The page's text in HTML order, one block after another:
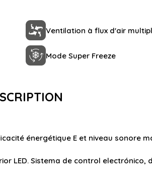
Ventilation à flux d'air
Mode Super Freeze
énergétique E et niveau sonore
LED. Sistema de control